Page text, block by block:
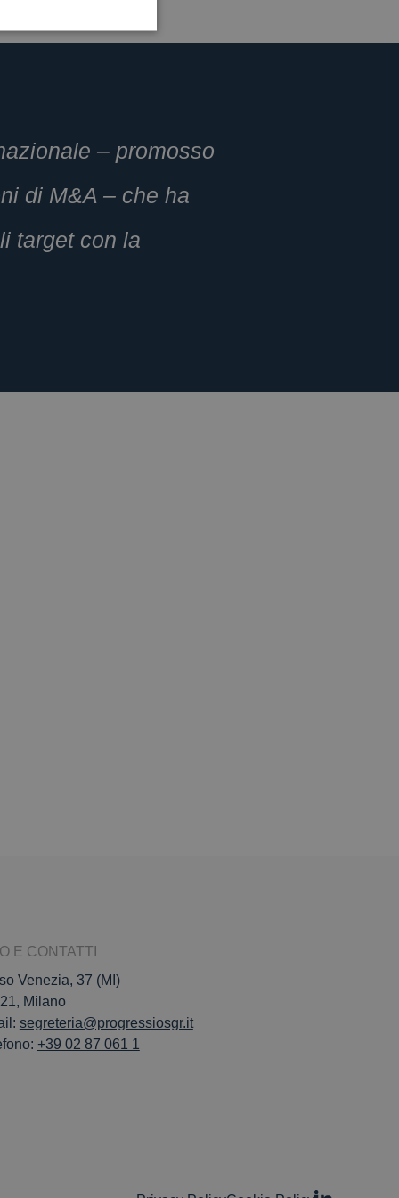
– promosso
di M&A – che ha
target con la
E CONTATTI
Venezia, 37 (MI)
Milano
segreteria@progressiosgr.it
+39 02 87 061 1